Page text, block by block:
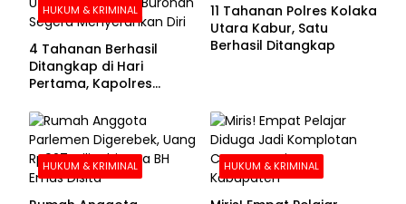
HUKUM & KRIMINAL
4 Tahanan Berhasil
Ditangkap di Hari
Pertama, Kapolres
Buronan Segera
Menyerahkan Diri
11 Tahanan Polres Kolaka
Utara Kabur, Satu
Berhasil Ditangkap
HUKUM & KRIMINAL HUKUM & KRIMINAL